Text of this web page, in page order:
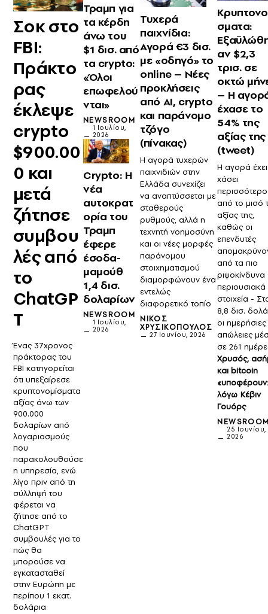
Σοκ στο
FBI:
Πράκτο
ρας
έκλεψε
crypto
$900.00
0 και
μετά
ζήτησε
συμβου
λές από
το
ChatGP
T
Ένας 37χρονος
πράκτορας του
FBI κατηγορείται
ότι υπεξαίρεσε
κρυπτονομίσματα
αξίας άνω των
900.000
δολαρίων από
λογαριασμούς
που
παρακολουθούσε
η υπηρεσία, ενώ
λίγο πριν από τη
σύλληψή του
φέρεται να
ζήτησε από το
ChatGPT
συμβουλές για το
πώς θα
μπορούσε να
εγκατασταθεί
στην Ευρώπη με
περίπου 1 εκατ.
δολάρια
Τραμπ για
τα κέρδη
άνω του
$1 δισ. από
τα crypto:
«Όλοι
επωφελού
νται»
NEWSROOM
1 Ιουλίου,
2026
Crypto: Η
νέα
αυτοκρατ
ορία του
Τραμπ
έφερε
έσοδα-
μαμούθ
1,4 δισ.
δολαρίων
NEWSROOM
1 Ιουλίου,
2026
Τυχερά
παιχνίδια:
Αγορά €3 δισ.
με «οδηγό» το
online – Νέες
προκλήσεις
από AI, crypto
και παράνομο
τζόγο
(πίνακας)
Η αγορά τυχερών
παιχνιδιών στην
Ελλάδα συνεχίζει
να αναπτύσσεται με
σταθερούς
ρυθμούς, αλλά η
τεχνητή νοημοσύνη
και οι νέες μορφές
παράνομου
στοιχηματισμού
διαμορφώνουν ένα
εντελώς
διαφορετικό τοπίο
ΝΊΚΟΣ
ΧΡΥΣΙΚΌΠΟΥΛΟΣ
27 Ιουνίου, 2026
σματα:
αν $2,3
τρισ. σε
οκτώ
– Η
έχασε το
54% της
αξίας της
(tweet)
Η αγορά έχει
χάσει
περισσότερο
από το μισό
αξίας της,
καθώς οι
επενδυτές
από τα πιο
ριψοκίνδυνα
περιουσιακά
στοιχεία -
8,8 δισ.
οι ημερήσιες
απώλειες
σε 261
Χρυσός,
και bitcoin
λόγω Κέβιν
Γουόρς
25 Ιουνίου,
2026